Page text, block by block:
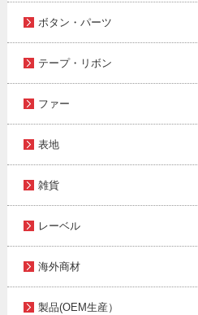
ボタン・パーツ
テープ・リボン
ファー
表地
雑貨
レーベル
海外商材
製品(OEM生産）